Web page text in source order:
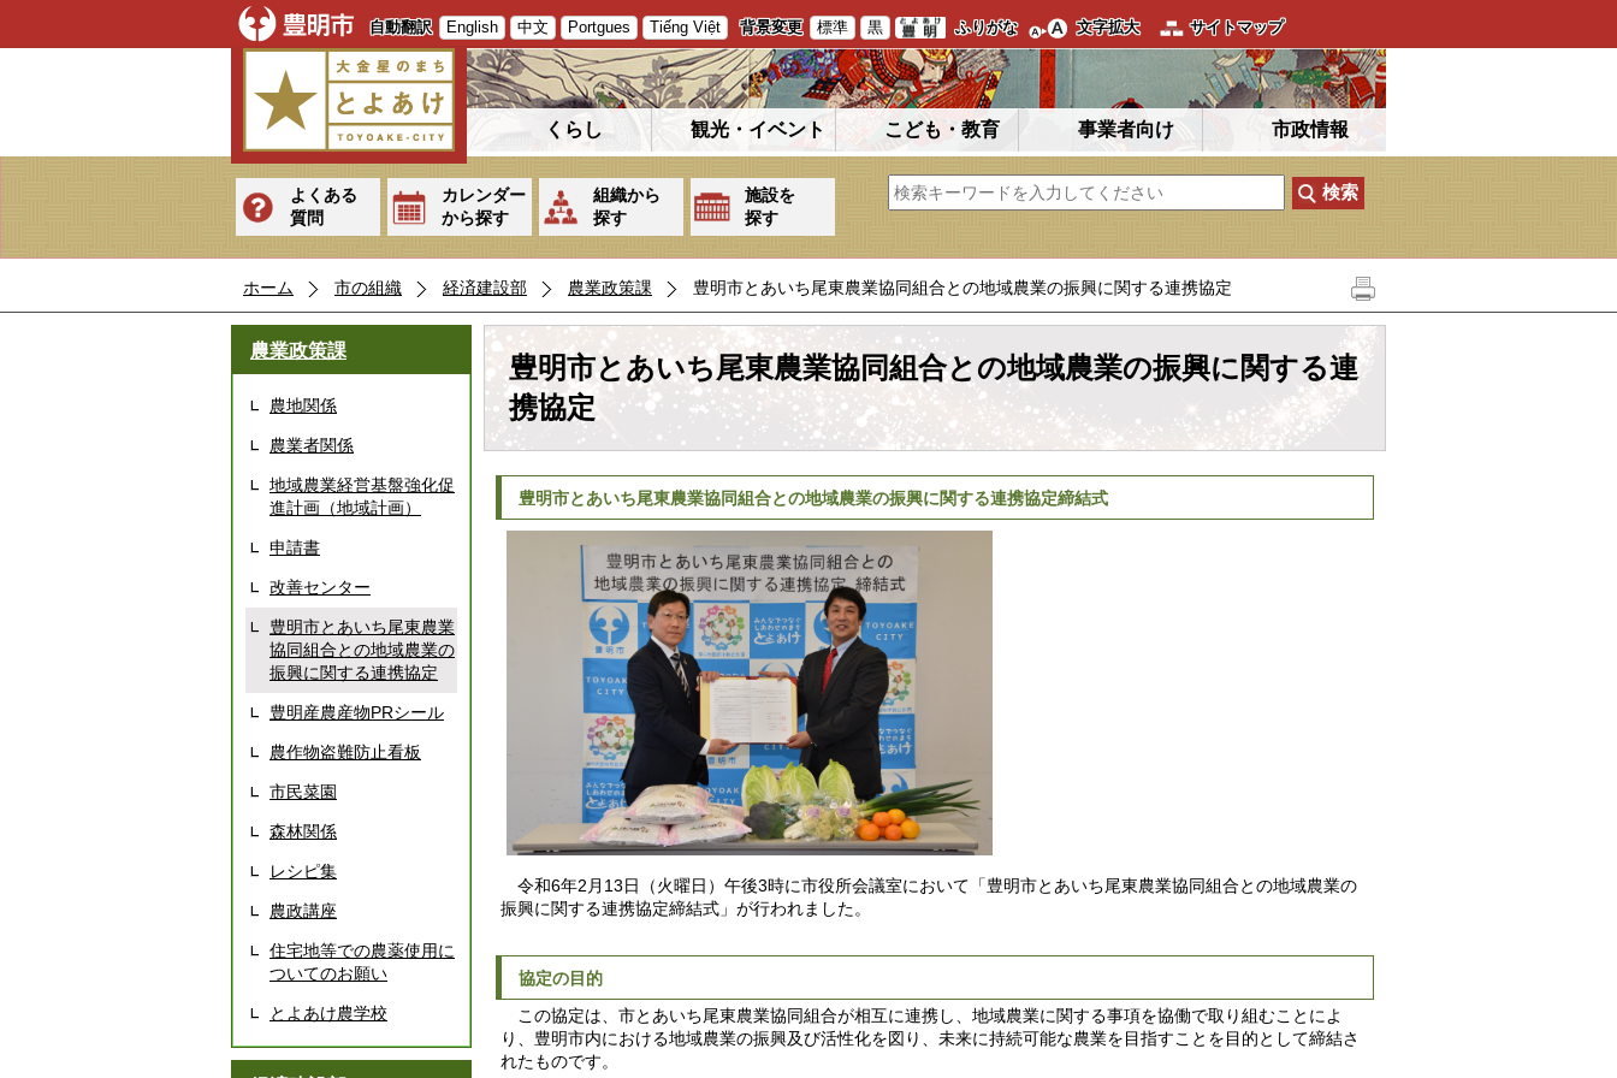
自動翻訳 English 中文 Portgues Tiếng Việt 背景変更 標準 黒 ふりがな 文字拡大 サイトマップ
くらし 観光・イベント こども・教育 事業者向け 市政情報
よくある
質問
カレンダー
から探す
組織から
探す
施設を
探す
ホーム 市の組織 経済建設部 農業政策課 豊明市とあいち尾東農業協同組合との地域農業の振興に関する連携協定
農業政策課
農地関係
農業者関係
地域農業経営基盤強化促
進計画（地域計画）
申請書
改善センター
豊明市とあいち尾東農業
協同組合との地域農業の
振興に関する連携協定
豊明産農産物PRシール
農作物盗難防止看板
市民菜園
森林関係
レシピ集
農政講座
住宅地等での農薬使用に
ついてのお願い
とよあけ農学校
豊明市とあいち尾東農業協同組合との地域農業の振興に関する連
携協定
豊明市とあいち尾東農業協同組合との地域農業の振興に関する連携協定締結式
令和6年2月13日（火曜日）午後3時に市役所会議室において「豊明市とあいち尾東農業協同組合との地域農業の
振興に関する連携協定締結式」が行われました。
協定の目的
この協定は、市とあいち尾東農業協同組合が相互に連携し、地域農業に関する事項を協働で取り組むことによ
り、豊明市内における地域農業の振興及び活性化を図り、未来に持続可能な農業を目指すことを目的として締結さ
れたものです。